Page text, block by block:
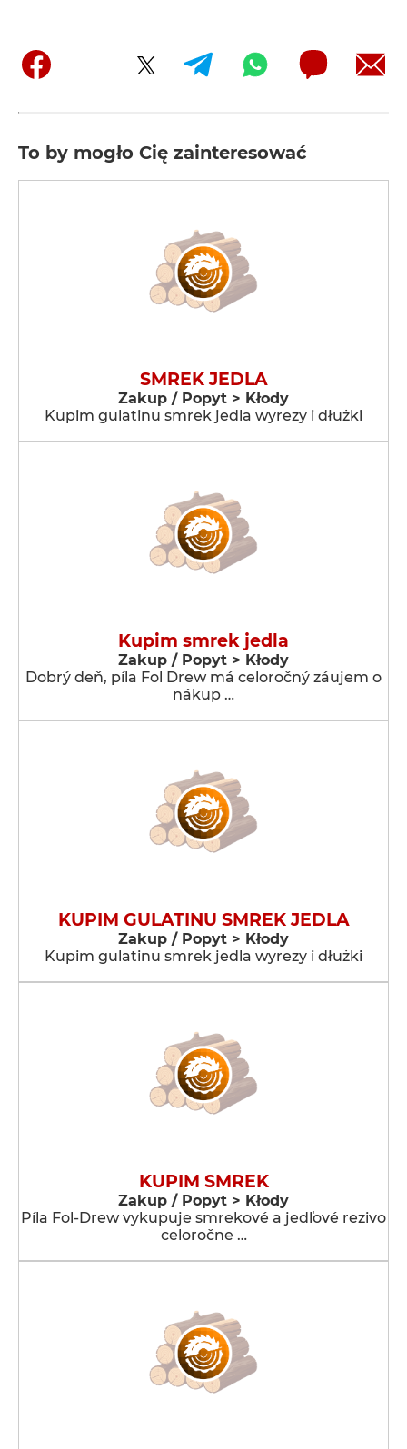
To by mogło Cię zainteresować
SMREK JEDLA
Zakup / Popyt > Kłody
Kupim gulatinu smrek jedla wyrezy i dłużki
Kupim smrek jedla
Zakup / Popyt > Kłody
Dobrý deň, píla Fol Drew má celoročný záujem o
nákup …
KUPIM GULATINU SMREK JEDLA
Zakup / Popyt > Kłody
Kupim gulatinu smrek jedla wyrezy i dłużki
KUPIM SMREK
Zakup / Popyt > Kłody
Píla Fol-Drew vykupuje smrekové a jedľové rezivo
celoročne …